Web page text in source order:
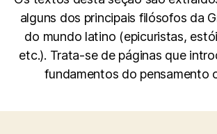
Familiar
alguns dos principais filósofos da
do mundo latino (epicuristas,
etc.). Trata-se de páginas que
fundamentos do pensamento